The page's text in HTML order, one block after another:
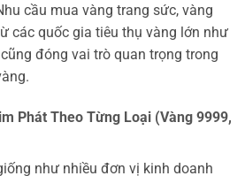
cầu mua vàng trang sức, vàng
các quốc gia tiêu thụ vàng lớn như
đóng vai trò quan trọng trong
Phát Theo Từng Loại (Vàng 9999,
như nhiều đơn vị kinh doanh